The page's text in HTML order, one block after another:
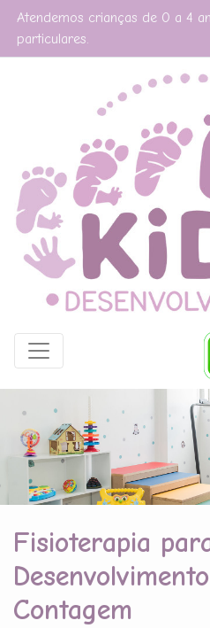
Atendemos crianças de 0 a 4
particulares.
Fisioterapia
Contagem